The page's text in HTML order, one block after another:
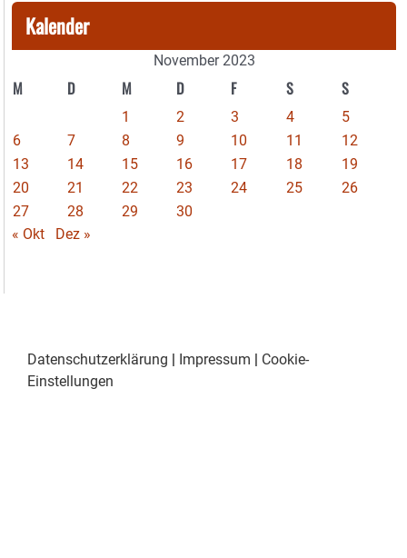
Kalender
November 2023
M D M D F S S
1 2 3 4
5
6
7 8 9 10 11
12
13
14 15 16 17 18
19
20
21 22 23 24 25
26
27
28 29
30
« Okt
Dez »
Datenschutzerklärung | Impressum | Cookie-
Einstellungen